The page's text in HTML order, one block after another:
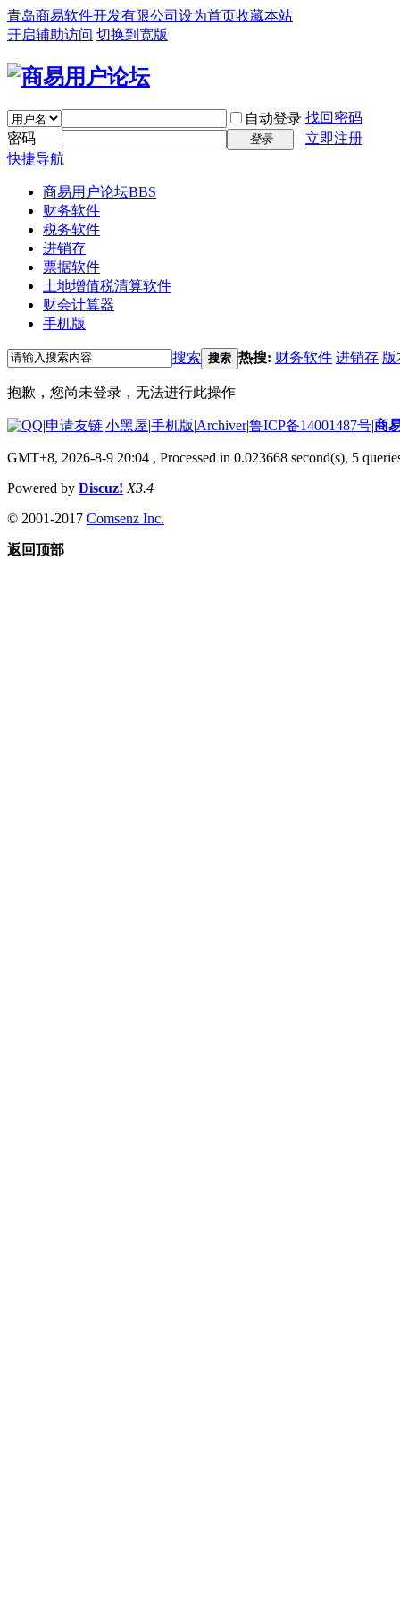
青岛商易软件开发有限公司 设为首页收藏本站
开启辅助访问 切换到宽版
自动登录 找回密码
密码
登录
立即注册
快捷导航
商易用户论坛BBS
财务软件
税务软件
进销存
票据软件
土地增值税清算软件
财会计算器
手机版
搜索 搜索 热搜: 财务软件 进销存 版
抱歉，您尚未登录，无法进行此操作
|申请友链|小黑屋|手机版|Archiver|鲁ICP备14001487号|商
GMT+8, 2026-8-9 20:04 , Processed in 0.023668 second(s), 5
Powered by Discuz! X3.4
© 2001-2017 Comsenz Inc.
返回顶部